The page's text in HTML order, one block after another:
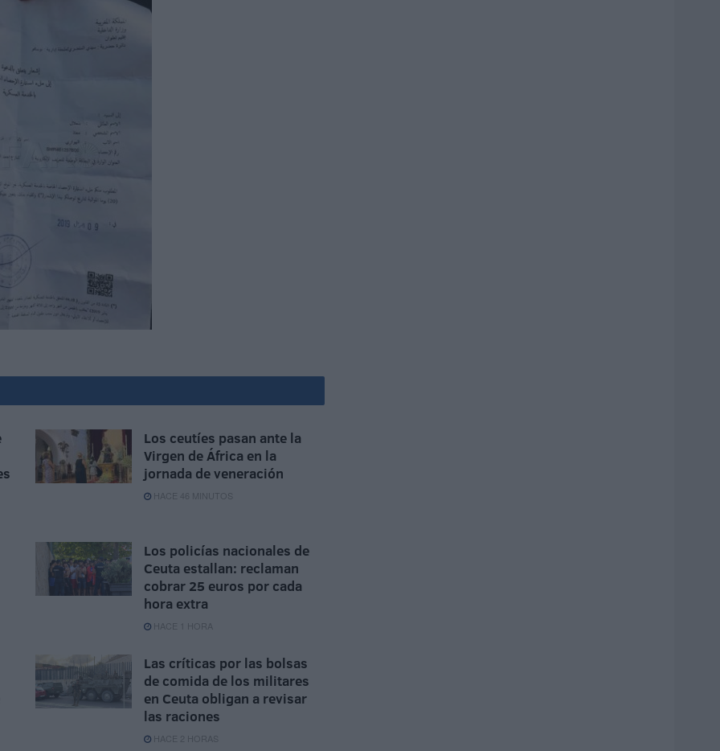
Los ceutíes pasan ante la
Virgen de África en la
jornada de veneración
HACE 46 MINUTOS
Los policías nacionales de
Ceuta estallan: reclaman
cobrar 25 euros por cada
hora extra
HACE 1 HORA
Las críticas por las bolsas
de comida de los militares
en Ceuta obligan a revisar
las raciones
HACE 2 HORAS